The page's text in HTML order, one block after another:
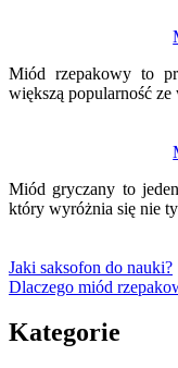
Miód rzepakowy to
większą popularność
Miód gryczany to
który wyróżnia się nie
Jaki saksofon do nauki?
Dlaczego miód
Kategorie